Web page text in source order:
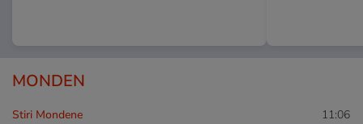
MONDEN
Stiri Mondene 11:06